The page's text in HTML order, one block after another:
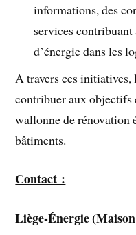
informations, des
services
d’énergie dans les
A travers ces
contribuer aux objectifs
wallonne de rénovation
bâtiments.
Contact :
Liège-Énergie